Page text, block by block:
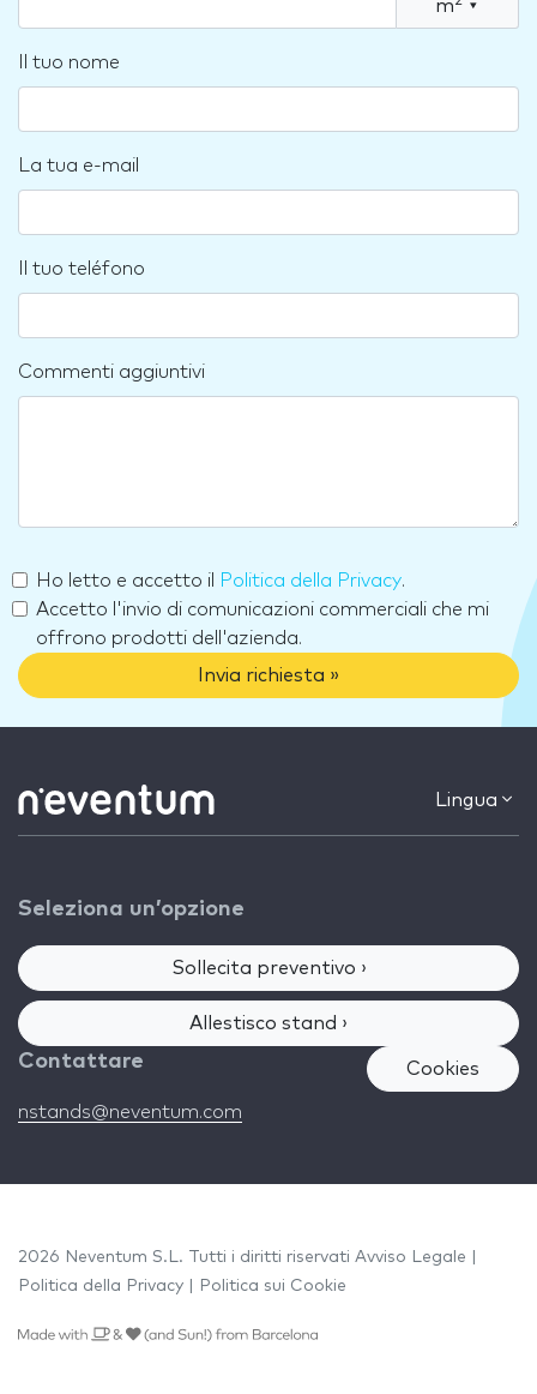
m ▾
Il tuo nome
La tua e-mail
Il tuo teléfono
Commenti aggiuntivi
Ho letto e accetto il Politica della Privacy.
Accetto l'invio di comunicazioni commerciali che mi
offrono prodotti dell'azienda.
Invia richiesta »
Lingua
Seleziona un’opzione
Sollecita preventivo ›
Allestisco stand ›
Contattare
nstands@neventum.com
Cookies
2026 Neventum S.L. Tutti i diritti riservati Avviso Legale
Politica della Privacy
Politica sui Cookie